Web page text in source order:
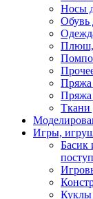
Носы
Обувь
Плюш,
Пряжа
Пряжа
Ткани
Игры,
Басик
Куклы